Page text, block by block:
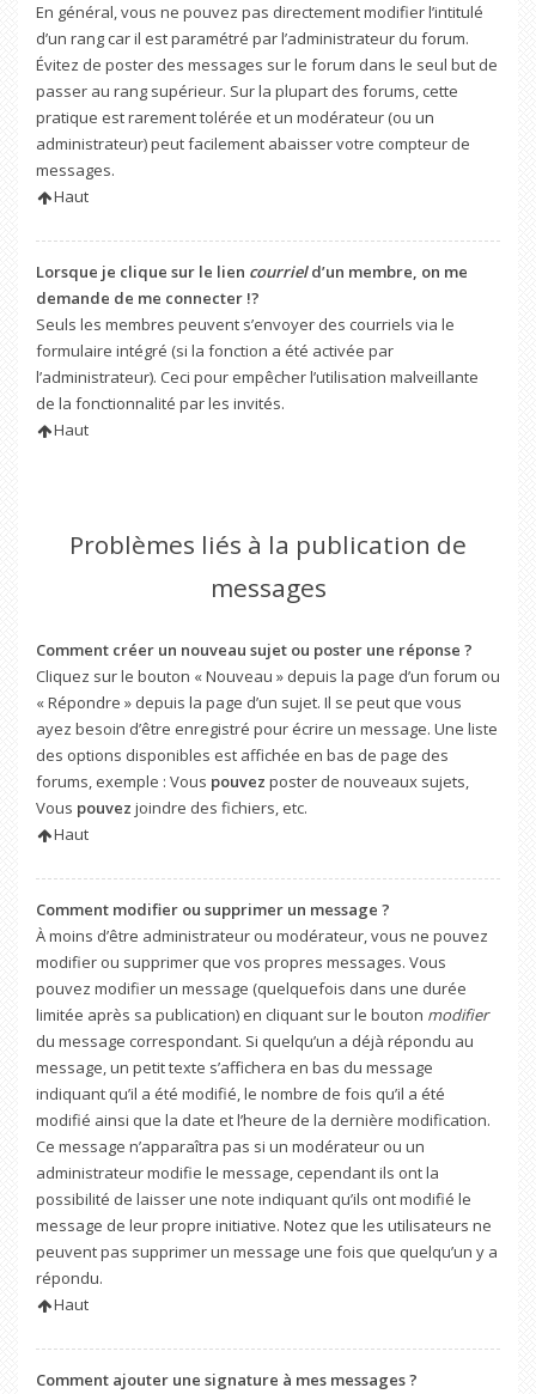
En général, vous ne pouvez pas directement modifier l’intitulé
d’un rang car il est paramétré par l’administrateur du forum.
Évitez de poster des messages sur le forum dans le seul but de
passer au rang supérieur. Sur la plupart des forums, cette
pratique est rarement tolérée et un modérateur (ou un
administrateur) peut facilement abaisser votre compteur de
messages.
Haut
Lorsque je clique sur le lien courrield’un membre, on me
demande de me connecter !?
Seuls les membres peuvent s’envoyer des courriels via le
formulaire intégré (si la fonction a été activée par
l’administrateur). Ceci pour empêcher l’utilisation malveillante
de la fonctionnalité par les invités.
Haut
Problèmes liés à la publication de
messages
Comment créer un nouveau sujet ou poster une réponse ?
Cliquez sur le bouton « Nouveau » depuis la page d’un forum ou
« Répondre » depuis la page d’un sujet. Il se peut que vous
ayez besoin d’être enregistré pour écrire un message. Une liste
des options disponibles est affichée en bas de page des
forums, exemple : Vous pouvez poster de nouveaux sujets,
Vous pouvez joindre des fichiers, etc.
Haut
Comment modifier ou supprimer un message ?
À moins d’être administrateur ou modérateur, vous ne pouvez
modifier ou supprimer que vos propres messages. Vous
pouvez modifier un message (quelquefois dans une durée
limitée après sa publication) en cliquant sur le bouton modifier
du message correspondant. Si quelqu’un a déjà répondu au
message, un petit texte s’affichera en bas du message
indiquant qu’il a été modifié, le nombre de fois qu’il a été
modifié ainsi que la date et l’heure de la dernière modification.
Ce message n’apparaîtra pas si un modérateur ou un
administrateur modifie le message, cependant ils ont la
possibilité de laisser une note indiquant qu’ils ont modifié le
message de leur propre initiative. Notez que les utilisateurs ne
peuvent pas supprimer un message une fois que quelqu’un y a
répondu.
Haut
Comment ajouter une signature à mes messages ?